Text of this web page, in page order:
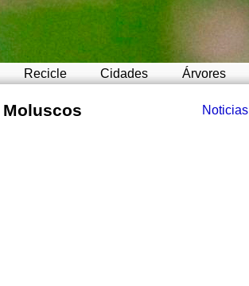
Recicle Cidades Árvores
Moluscos Noticias